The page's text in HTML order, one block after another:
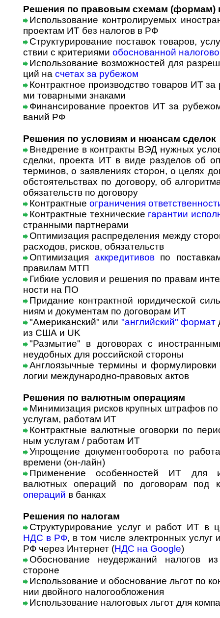
Решения по правовым схемам (формам)
Использование контролируемых
проектам ИТ без налогов в РФ
Структурирование поставок товаров,
ст­вии с кри­те­ри­я­ми обоснованной
Использование возможностей для
ций на счетах за рубежом
Контрактное производство товаров ИТ
ми товарными знаками
Финансирование проектов ИТ за
ва­ний РФ
Решения по условиям и нюансам сделок
Внедрение в контракты ВЭД нужных
сделки, проекта ИТ в виде разделов об
терминов, о заявлениях сторон, о целях
обстоятельствах по договору, об
обязательств по договору
Контрактные ограничения
Контрактные технические гарантии
стран­ны­ми партнерами
Оптимизация распределения между
расходов, рисков, обязательств
Оптимизация аккредитивовпо
правилам МТП
Гибкие условия и решения по правам
нос­ти на ПО
Придание контрактной юридической
ни­ям и документам по договорам ИТ
"Американский" или "английский" формат
из США и UK
"Размытие" в договорах с
неудобных для российской стороны
Англоязычные термины и
ло­гии международно-правовых актов
Решения по валютным операциям
Минимизация рисков крупных штрафов по
услугам, работам ИТ
Контрактные валютные оговорки по
ным услугам / работам ИТ
Упрощение документооборота по
времени (он-лайн)
Применение особенностей ИТ для
валютных операций по договорам под
операций в банках
Решения по налогам
Структурирование услуг и работ ИТ в
НДС в РФ, в том числе электронных услуг
РФ через Интернет (НДС на Google)
Обоснование неудержаний налогов
стороне
Использование и обоснование льгот по
нии двой­но­го налогообложения
Использование налоговых льгот для